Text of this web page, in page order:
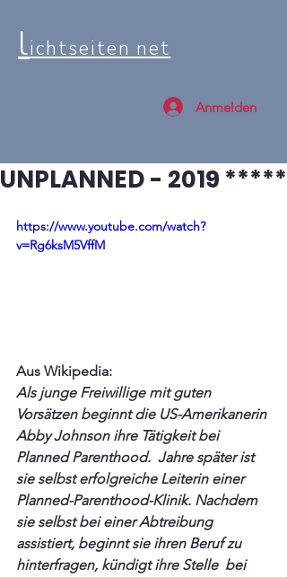
lichtseiten net
Anmelden
UNPLANNED - 2019 *****
https://www.youtube.com/watch?
v=Rg6ksM5VffM
Aus Wikipedia:
Als junge Freiwillige mit guten
Vorsätzen beginnt die US-Amerikanerin
Abby Johnson ihre Tätigkeit bei
Planned Parenthood.  Jahre später ist
sie selbst erfolgreiche Leiterin einer
Planned-Parenthood-Klinik. Nachdem
sie selbst bei einer Abtreibung
assistiert, beginnt sie ihren Beruf zu
hinterfragen, kündigt ihre Stelle  bei